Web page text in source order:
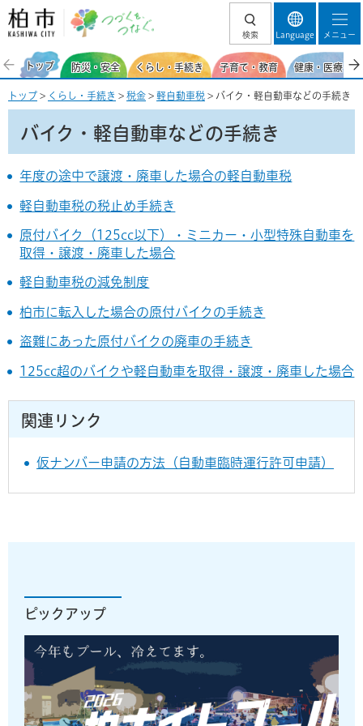
柏市 つづくを、
検索 Language メニュー
トップ 防災・安全 くらし・手続き 子育て・教育 健康・医療・
トップ > くらし・手続き > 税金 > 軽自動車税 > バイク・軽自動車などの手続き
バイク・軽自動車などの手続き
年度の途中で譲渡・廃車した場合の軽自動車税
軽自動車税の税止め手続き
原付バイク（125cc以下）・ミニカー・小型特殊自動車を
取得・譲渡・廃車した場合
軽自動車税の減免制度
柏市に転入した場合の原付バイクの手続き
盗難にあった原付バイクの廃車の手続き
125cc超のバイクや軽自動車を取得・譲渡・廃車した場合
関連リンク
仮ナンバー申請の方法（自動車臨時運行許可申請）
ピックアップ